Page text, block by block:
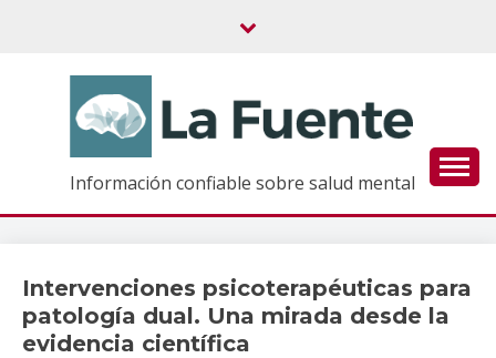
Información confiable sobre salud mental
Cursos
en
línea
Intervenciones psicoterapéuticas para
patología dual. Una mirada desde la
evidencia científica